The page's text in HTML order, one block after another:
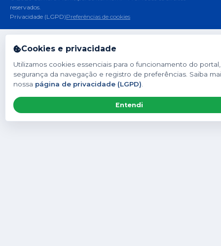
reservados.
Privacidade (LGPD)Preferências de cookies
Cookies e privacidade
Utilizamos cookies essenciais para o funcionamento do portal,
segurança da navegação e registro de preferências. Saiba
nossa página de privacidade (LGPD)
Entendi